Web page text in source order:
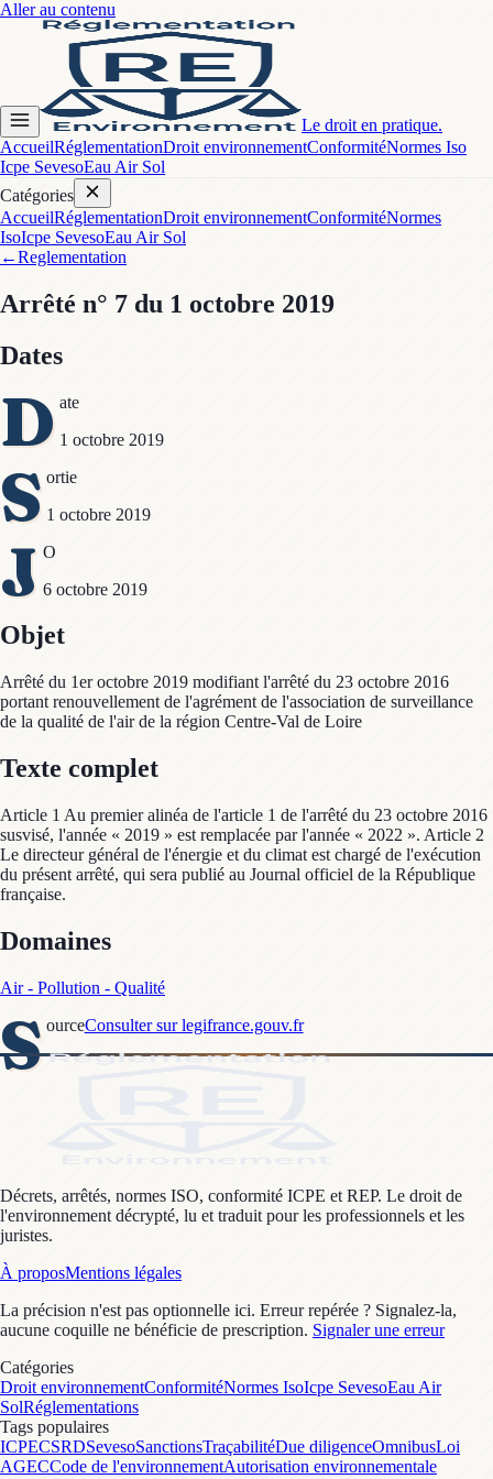
Aller au contenu
Le droit en pratique.
AccueilRéglementationDroit environnementConformitéNormes Iso
Icpe SevesoEau Air Sol
Catégories
AccueilRéglementationDroit environnementConformitéNormes
IsoIcpe SevesoEau Air Sol
←Reglementation
Arrêté n° 7 du 1 octobre 2019
Dates
D ate
1 octobre 2019
S ortie
1 octobre 2019
J O
6 octobre 2019
Objet
Arrêté du 1er octobre 2019 modifiant l'arrêté du 23 octobre 2016
portant renouvellement de l'agrément de l'association de surveillance
de la qualité de l'air de la région Centre-Val de Loire
Texte complet
Article 1 Au premier alinéa de l'article 1 de l'arrêté du 23 octobre 2016
susvisé, l'année « 2019 » est remplacée par l'année « 2022 ». Article 2
Le directeur général de l'énergie et du climat est chargé de l'exécution
du présent arrêté, qui sera publié au Journal officiel de la République
française.
Domaines
Air - Pollution - Qualité
S ourceConsulter sur legifrance.gouv.fr
Décrets, arrêtés, normes ISO, conformité ICPE et REP. Le droit de
l'environnement décrypté, lu et traduit pour les professionnels et les
juristes.
À proposMentions légales
La précision n'est pas optionnelle ici. Erreur repérée ? Signalez-la,
aucune coquille ne bénéficie de prescription. Signaler une erreur
Catégories
Droit environnementConformitéNormes IsoIcpe SevesoEau Air
SolRéglementations
Tags populaires
ICPECSRDSevesoSanctionsTraçabilitéDue diligenceOmnibusLoi
AGECCode de l'environnementAutorisation environnementale